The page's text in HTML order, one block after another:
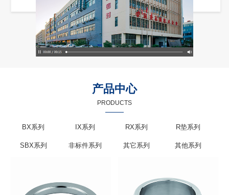
产品中心
PRODUCTS
BX系列 IX系列 RX系列 R垫系列
SBX系列 非标件系列 其它系列 其他系列